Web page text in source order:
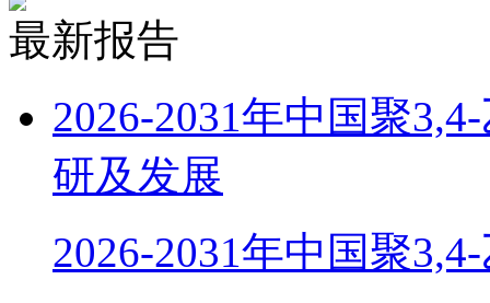
最新报告
2026-2031年中国聚
研及发展
2026-2031年中国聚